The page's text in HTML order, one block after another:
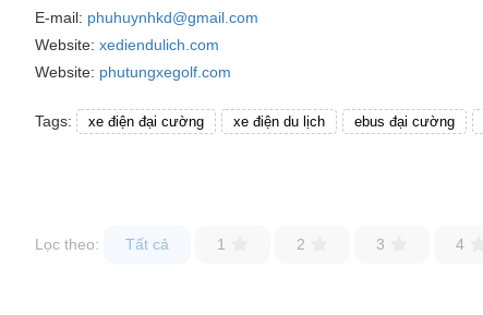
E-mail: phuhuynhkd@gmail.com
Website: xediendulich.com
Website: phutungxegolf.com
Tags: xe điện đại cường xe điện du lịch ebus đại cường
Lọc theo: Tất cả 1 2 3 4